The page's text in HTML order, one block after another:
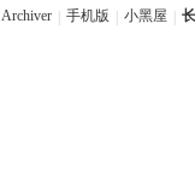
Archiver | 手机版 | 小黑屋 |